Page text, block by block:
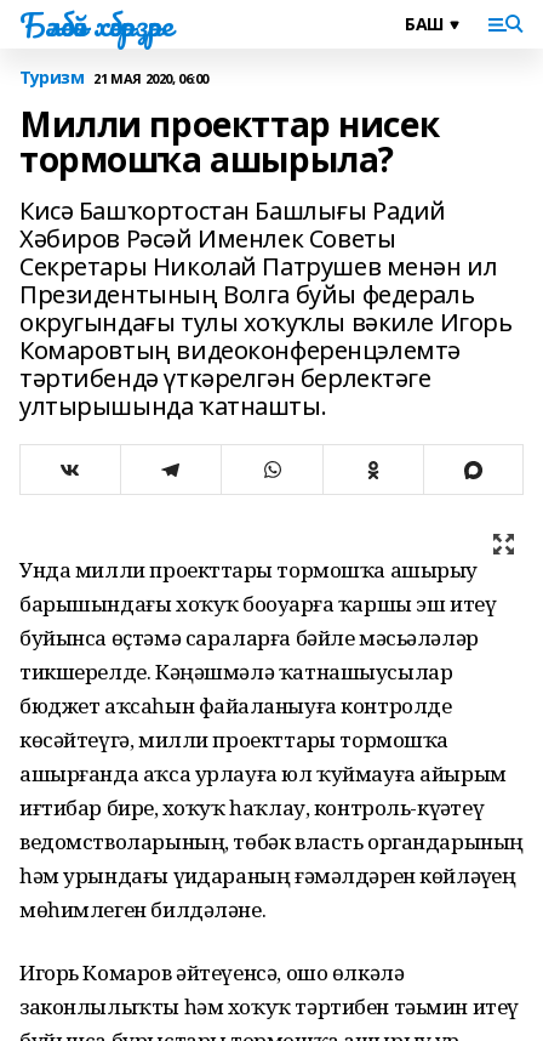
Бәләбәй хәбәрҙәре
Туризм 21 МАЯ 2020, 06:00
Милли проекттар нисек
тормошҡа ашырыла?
Кисә Башҡортостан Башлығы Радий
Хәбиров Рәсәй Именлек Советы
Секретары Николай Патрушев менән ил
Президентының Волга буйы федераль
округындағы тулы хоҡуҡлы вәкиле Игорь
Комаровтың видеоконференцэлемтә
тәртибендә үткәрелгән берлектәге
ултырышында ҡатнашты.
Унда милли проекттарҙы тормошҡа ашырыу
барышындағы хоҡуҡ боҙоуҙарға ҡаршы эш итеү
буйынса өҫтәмә сараларға бәйле мәсьәләләр
тикшерелде. Кәңәшмәлә ҡатнашыусылар
бюджет аҡсаһын файҙаланыуға контролде
көсәйтеүгә, милли проекттарҙы тормошҡа
ашырғанда аҡса урлауға юл ҡуймауға айырым
иғтибар бирҙе, хоҡуҡ һаҡлау, контроль-күҙәтеү
ведомстволарының, төбәк власть органдарының
һәм урындағы үҙидараның ғәмәлдәрен көйләүҙең
мөһимлеген билдәләне.
Игорь Комаров әйтеүенсә, ошо өлкәлә
законлылыҡты һәм хоҡуҡ тәртибен тәьмин итеү